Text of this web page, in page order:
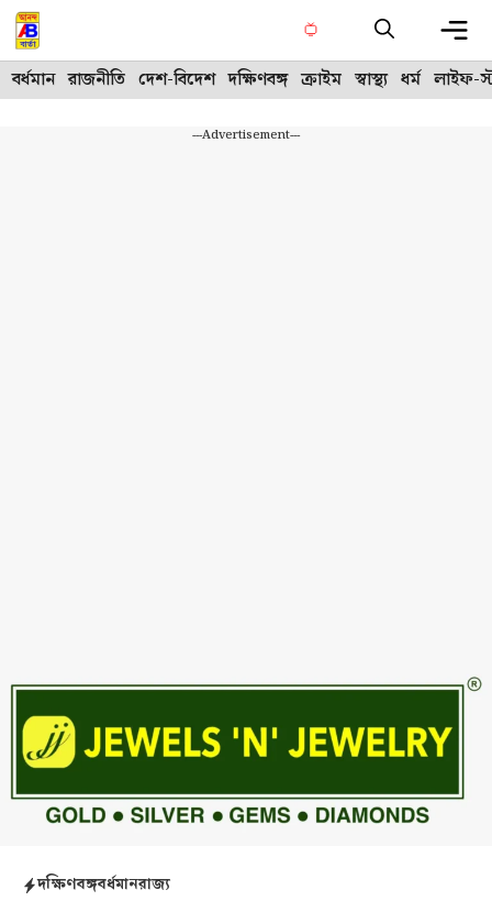
Skip
to
content
বর্ধমান রাজনীতি দেশ-বিদেশ দক্ষিণবঙ্গ ক্রাইম স্বাস্থ্য ধর্ম লাইফ-
---Advertisement---
দক্ষিণবঙ্গবর্ধমানরাজ্য